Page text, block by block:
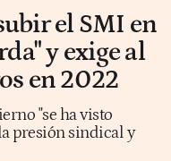
el SMI en
y exige al
en 2022
"se ha visto
presión sindical y